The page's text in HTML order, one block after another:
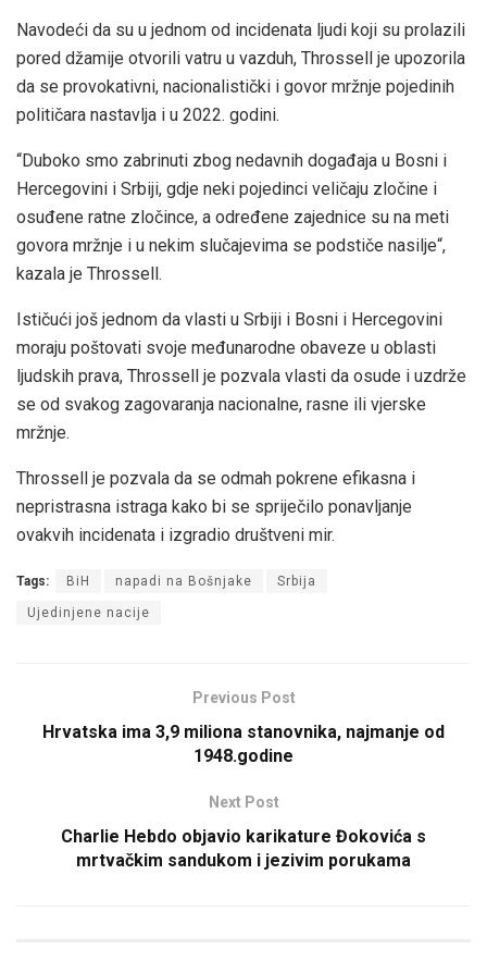
Navodeći da su u jednom od incidenata ljudi koji su prolazili
pored džamije otvorili vatru u vazduh, Throssell je upozorila
da se provokativni, nacionalistički i govor mržnje pojedinih
političara nastavlja i u 2022. godini.
“Duboko smo zabrinuti zbog nedavnih događaja u Bosni i
Hercegovini i Srbiji, gdje neki pojedinci veličaju zločine i
osuđene ratne zločince, a određene zajednice su na meti
govora mržnje i u nekim slučajevima se podstiče nasilje“,
kazala je Throssell.
Ističući još jednom da vlasti u Srbiji i Bosni i Hercegovini
moraju poštovati svoje međunarodne obaveze u oblasti
ljudskih prava, Throssell je pozvala vlasti da osude i uzdrže
se od svakog zagovaranja nacionalne, rasne ili vjerske
mržnje.
Throssell je pozvala da se odmah pokrene efikasna i
nepristrasna istraga kako bi se spriječilo ponavljanje
ovakvih incidenata i izgradio društveni mir.
Tags: BiH napadi na Bošnjake Srbija
Ujedinjene nacije
Previous Post
Hrvatska ima 3,9 miliona stanovnika, najmanje od
1948.godine
Next Post
Charlie Hebdo objavio karikature Đokovića s
mrtvačkim sandukom i jezivim porukama